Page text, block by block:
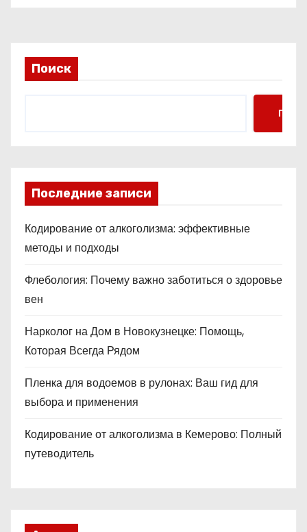
Поиск
Поиск
Последние записи
Кодирование от алкоголизма: эффективные
методы и подходы
Флебология: Почему важно заботиться о здоровье
вен
Нарколог на Дом в Новокузнецке: Помощь,
Которая Всегда Рядом
Пленка для водоемов в рулонах: Ваш гид для
выбора и применения
Кодирование от алкоголизма в Кемерово: Полный
путеводитель